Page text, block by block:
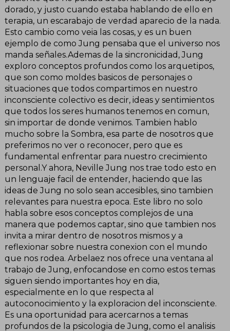
dorado, y justo cuando estaba hablando de ello en
terapia, un escarabajo de verdad aparecio de la nada.
Esto cambio como veia las cosas, y es un buen
ejemplo de como Jung pensaba que el universo nos
manda señales.Ademas de la sincronicidad, Jung
exploro conceptos profundos como los arquetipos,
que son como moldes basicos de personajes o
situaciones que todos compartimos en nuestro
inconsciente colectivo es decir, ideas y sentimientos
que todos los seres humanos tenemos en comun,
sin importar de donde venimos. Tambien hablo
mucho sobre la Sombra, esa parte de nosotros que
preferimos no ver o reconocer, pero que es
fundamental enfrentar para nuestro crecimiento
personal.Y ahora, Neville Jung nos trae todo esto en
un lenguaje facil de entender, haciendo que las
ideas de Jung no solo sean accesibles, sino tambien
relevantes para nuestra epoca. Este libro no solo
habla sobre esos conceptos complejos de una
manera que podemos captar, sino que tambien nos
invita a mirar dentro de nosotros mismos y a
reflexionar sobre nuestra conexion con el mundo
que nos rodea. Arbelaez nos ofrece una ventana al
trabajo de Jung, enfocandose en como estos temas
siguen siendo importantes hoy en dia,
especialmente en lo que respecta al
autoconocimiento y la exploracion del inconsciente.
Es una oportunidad para acercarnos a temas
profundos de la psicologia de Jung, como el analisis